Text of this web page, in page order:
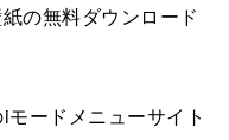
の無料ダウンロード
ードメニューサイト